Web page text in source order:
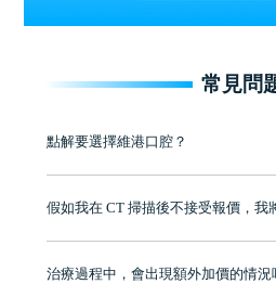
常見問
點解要選擇維港口腔？
牌」、「2025香港企業領袖品牌」，是諾
至今已服務超過三十個國家和地區的顧客
有咨詢及服務保障中心，有任何問題都可
假如我在 CT 掃描後不接受報價，我
治療過程中，會出現額外加價的情況